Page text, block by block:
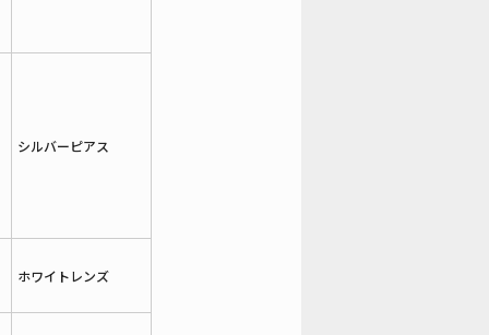
シルバーピアス
ホワイトレンズ